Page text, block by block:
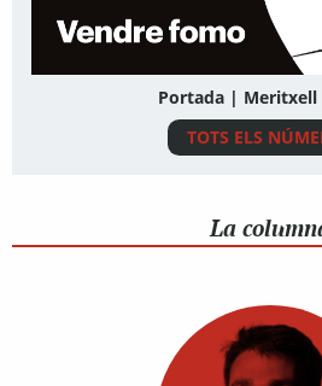
Portada | Meritxell
TOTS ELS
La